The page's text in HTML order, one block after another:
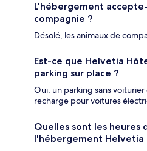
L'hébergement
compagnie ?
Désolé, les animaux de
Est-ce que Helvetia
parking sur place ?
Oui, un parking sans
recharge pour voitures
Quelles sont les
l'hébergement Helvetia